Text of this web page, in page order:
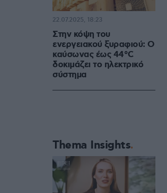
Στην κόψη του
ενεργειακού ξυραφιού: Ο
καύσωνας έως 44°C
δοκιμάζει το ηλεκτρικό
σύστημα
22.07.2025, 18:23
Thema Insights